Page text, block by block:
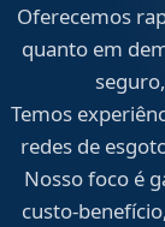
Oferecemos
quanto em
Temos
redes de
Nosso foco é
custo-